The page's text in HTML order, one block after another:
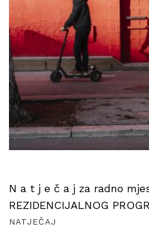
N a t j e č a j za radno
REZIDENCIJALNOG
NATJEČAJ